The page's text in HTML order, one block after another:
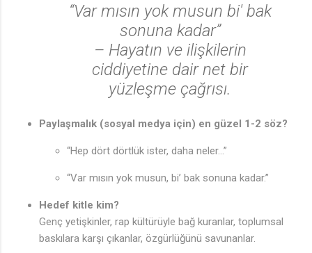
“Var mısın yok musun bi' bak
sonuna kadar”
– Hayatın ve ilişkilerin
ciddiyetine dair net bir
yüzleşme çağrısı.
Paylaşmalık (sosyal medya için) en güzel 1-2 söz?
“Hep dört dörtlük ister, daha neler…”
“Var mısın yok musun, bi’ bak sonuna kadar.”
Hedef kitle kim?
Genç yetişkinler, rap kültürüyle bağ kuranlar, toplumsal
baskılara karşı çıkanlar, özgürlüğünü savunanlar.